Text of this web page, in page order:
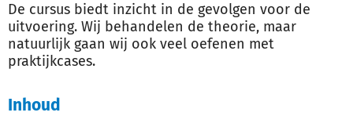
De cursus biedt inzicht in de gevolgen voor de
uitvoering. Wij behandelen de theorie, maar
natuurlijk gaan wij ook veel oefenen met
praktijkcases.
Inhoud